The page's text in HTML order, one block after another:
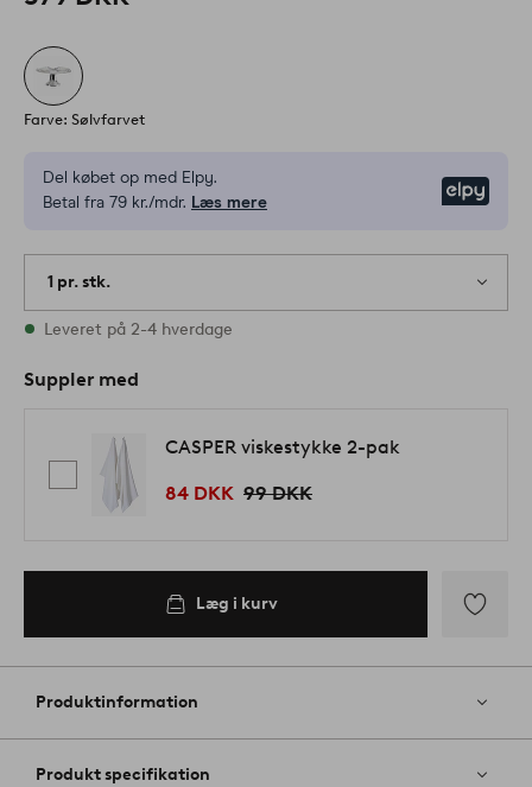
Farve: Sølvfarvet
Del købet op med Elpy.
Betal fra 79 kr./mdr. Læs mere
1 pr. stk.
På lager
Leveret på 2-4 hverdage
Suppler med
CASPER viskestykke 2-pak
84 DKK 99 DKK
Læg i kurv
til
Produktinformation
Produkt specifikation